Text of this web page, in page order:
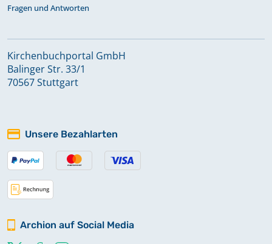
Fragen und Antworten
Kirchenbuchportal GmbH
Balinger Str. 33/1
70567 Stuttgart
Unsere Bezahlarten
Archion auf Social Media